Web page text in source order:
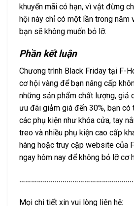
khuyến mãi có hạn, vì vật đừng
hội này chỉ có một lần trong năm
bạn sẽ không muốn bỏ lỡ.
Phần kết luận
Chương trình Black Friday tại F-
cơ hội vàng để bạn nâng cấp
những sản phẩm chất lượng, giả
ưu đãi giảm giá đến 30%, bạn có
các phụ kiện như khóa cửa, tay
treo và nhiều phụ kiện cao cấp
hàng hoặc truy cập website của
ngay hôm nay để không bỏ lỡ cơ
Mọi chi tiết xin vui lòng liên hệ: